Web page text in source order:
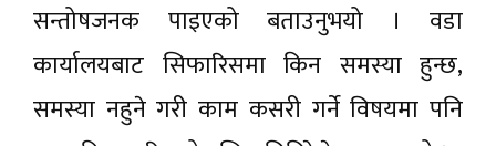
सन्तोषजनक पाइएको बताउनुभयो । वडा
कार्यालयबाट सिफारिसमा किन समस्या हुन्छ,
समस्या नहुने गरी काम कसरी गर्ने विषयमा पनि